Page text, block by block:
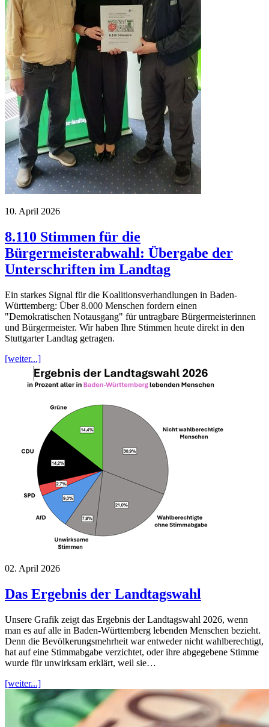
10. April 2026
8.110 Stimmen für die
Bürgermeisterabwahl: Übergabe der
Unterschriften im Landtag
Ein starkes Signal für die Koalitionsverhandlungen in Baden-
Württemberg: Über 8.000 Menschen fordern einen
"Demokratischen Notausgang" für untragbare Bürgermeisterinnen
und Bürgermeister. Wir haben Ihre Stimmen heute direkt in den
Stuttgarter Landtag getragen.
[weiter...]
02. April 2026
Das Ergebnis der Landtagswahl
Unsere Grafik zeigt das Ergebnis der Landtagswahl 2026, wenn
man es auf alle in Baden-Württemberg lebenden Menschen bezieht.
Denn die Bevölkerungsmehrheit war entweder nicht wahlberechtigt,
hat auf eine Stimmabgabe verzichtet, oder ihre abgegebene Stimme
wurde für unwirksam erklärt, weil sie…
[weiter...]